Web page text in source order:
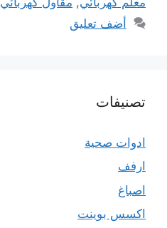
أضف تعليق
تصنيفات
ادوات صحية
ارفف
اصباغ
اكسس بوينت